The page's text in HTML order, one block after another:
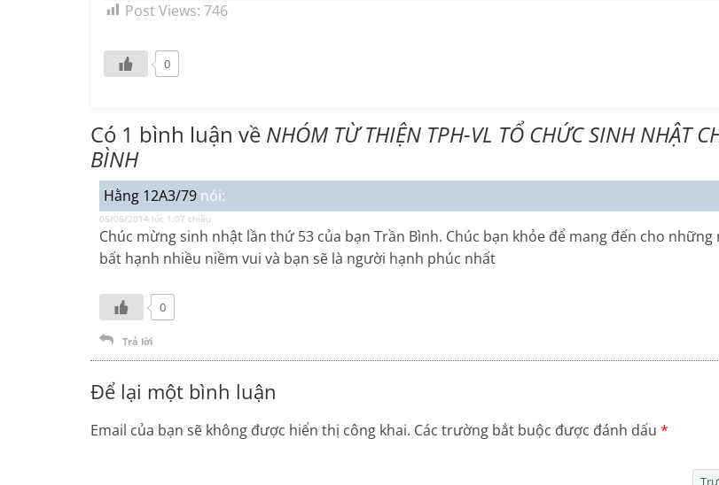
âm Post Views: 746
0
Có 1 bình luận về NHÓM TỪ THIỆN TPH-VL TỔ CHỨC SINH NHẬT
BÌNH
Hằng 12A3/79 nói:
05/06/2014 lúc 1:07 chiều
Chúc mừng sinh nhật lần thứ 53 của bạn Trần Bình. Chúc bạn khỏe để mang đến cho những
bất hạnh nhiều niềm vui và bạn sẽ là người hạnh phúc nhất
0
Trả lời
Để lại một bình luận
Email của bạn sẽ không được hiển thị công khai. Các trường bắt buộc được đánh dấu *